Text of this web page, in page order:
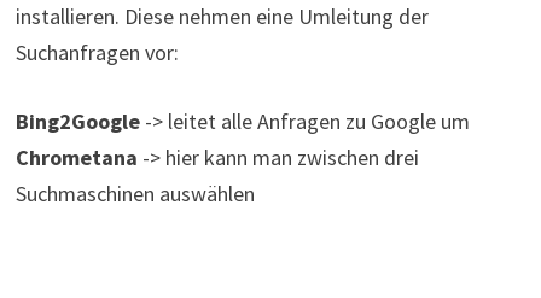
installieren. Diese nehmen eine Umleitung der
Suchanfragen vor:
Bing2Google-> leitet alle Anfragen zu Google um
Chrometana -> hier kann man zwischen drei
Suchmaschinen auswählen